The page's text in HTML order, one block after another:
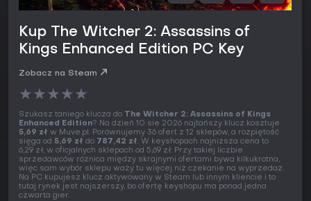
Kup The Witcher 2: Assassins of
Kings Enhanced Edition PC Key
Zobacz na Steam
★★★★★
Szukasz taniego klucza do The Witcher 2: Assassins of Kings
Enhanced Edition? Na dzień 10 sie 2026 najtańszy klucz kosztuje
5,69 zł w Muve.pl. Porównujemy 36 ofert z 12 sklepów, a rozpiętość
sięga od 5,69 zł do 787,42 zł. W keyshopach najniższa cena to
6,29 zł, w oficjalnych sklepach od 5,69 zł. Przy takiej liczbie
sprzedawców różnica między skrajnymi ofertami bywa kilkukrotna,
więc sam wybór sklepu waży tu więcej niż czekanie na wyprzedaż.
Na PC kupujesz klucz aktywowany w Steam lub innym kliencie i to
tutaj rynek jest najszerszy, bo ofertę keyshopu ma ponad jedna
czwarta gier.